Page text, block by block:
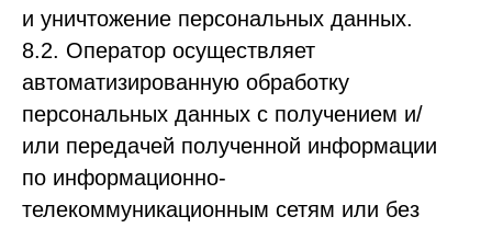
и уничтожение персональных данных.
8.2. Оператор осуществляет
автоматизированную обработку
персональных данных с получением и/
или передачей полученной информации
по информационно-
телекоммуникационным сетям или без